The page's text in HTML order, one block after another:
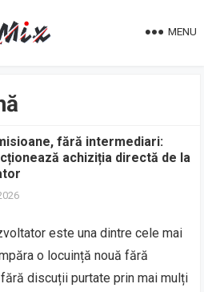
MENU
fără intermediari:
achiziția directă de la
este una dintre cele mai
o locuință nouă fără
discuții purtate prin mai mulți